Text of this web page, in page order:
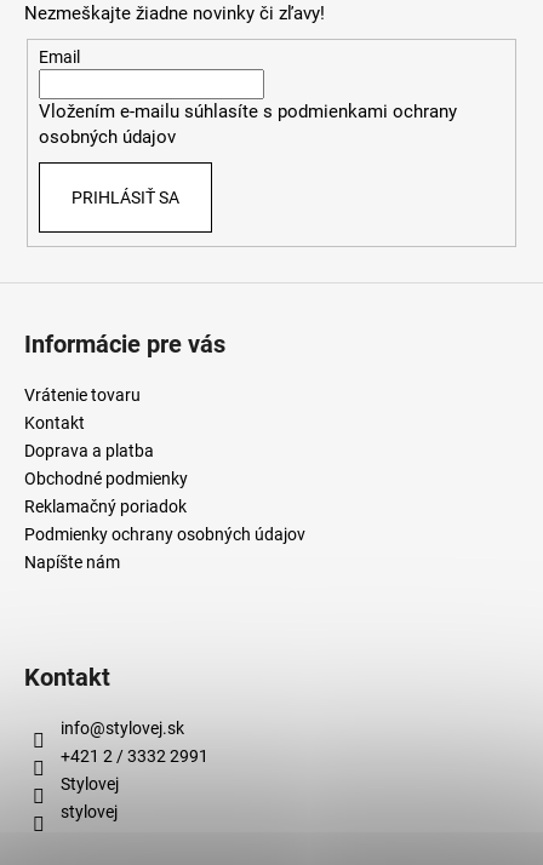
Nezmeškajte žiadne novinky či zľavy!
Email
Vložením e-mailu súhlasíte s podmienkami ochrany
osobných údajov
PRIHLÁSIŤ SA
Informácie pre vás
Vrátenie tovaru
Kontakt
Doprava a platba
Obchodné podmienky
Reklamačný poriadok
Podmienky ochrany osobných údajov
Napíšte nám
Kontakt
info@stylovej.sk
+421 2 / 3332 2991
Stylovej
stylovej